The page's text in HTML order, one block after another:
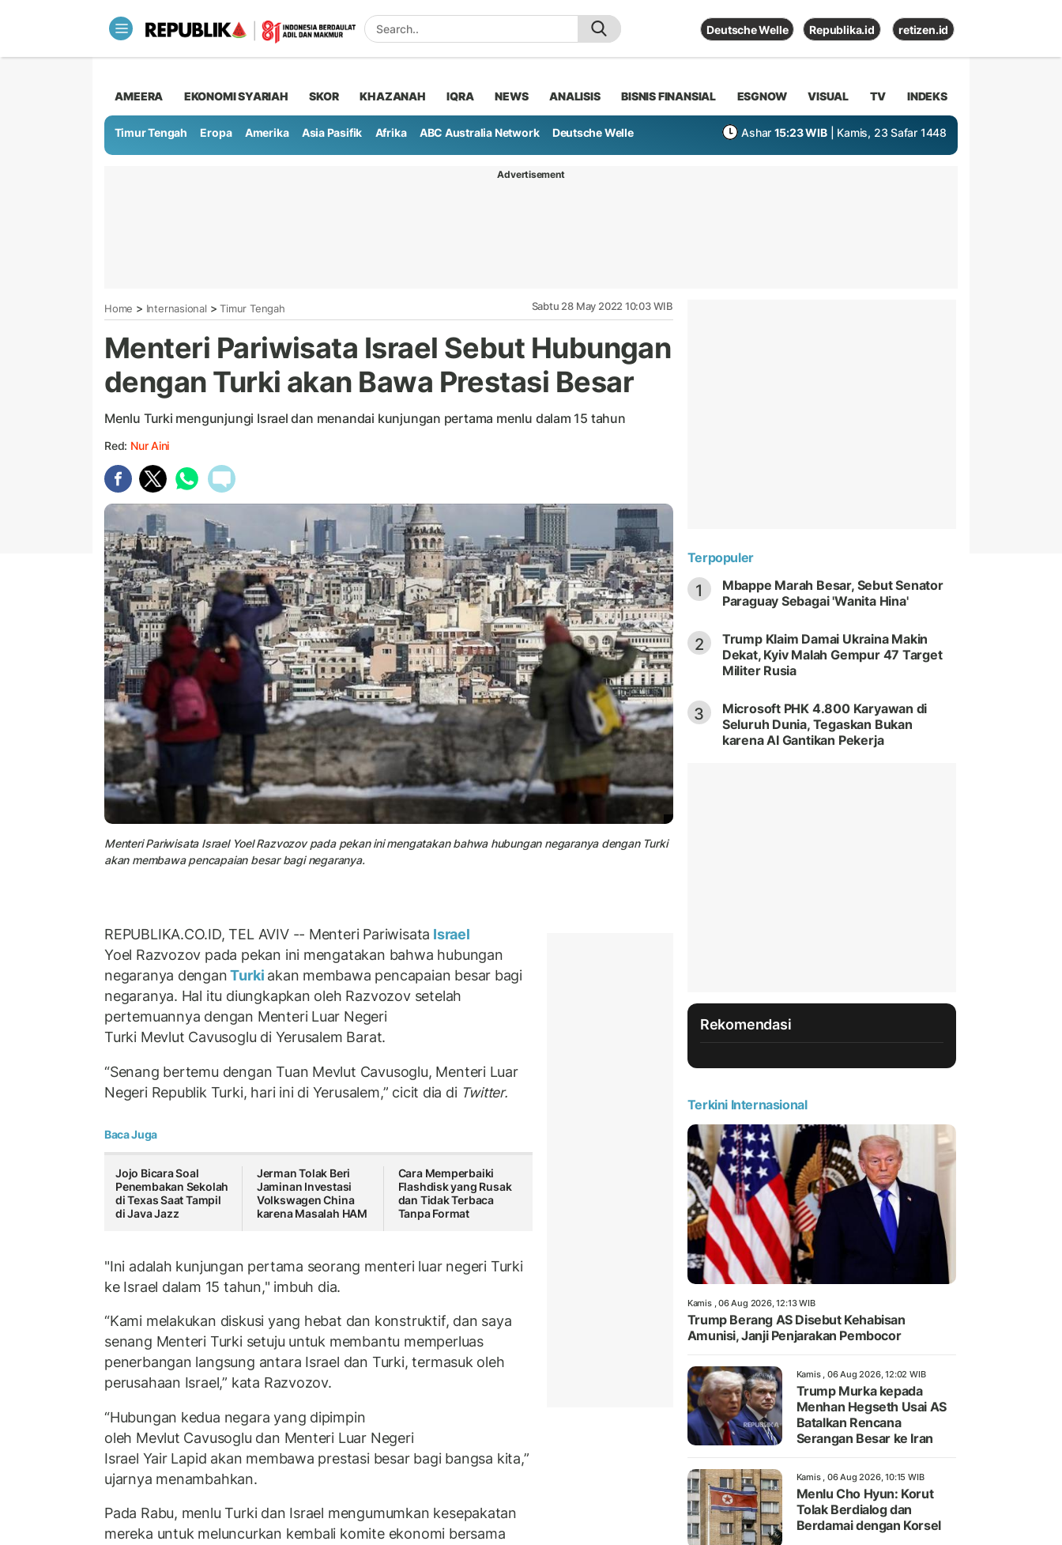
Deutsche Welle Republika.id retizen.id
AMEERA EKONOMI SYARIAH SKOR KHAZANAH IQRA NEWS ANALISIS BISNIS FINANSIAL ESGNOW VISUAL TV INDEKS
Timur Tengah Eropa Amerika Asia Pasifik Afrika ABC Australia Network Deutsche Welle Ashar 15:23 WIB | Kamis, 23 Safar 1448
Advertisement
Home > Internasional > Timur Tengah Sabtu 28 May 2022 10:03 WIB
Menteri Pariwisata Israel Sebut Hubungan
dengan Turki akan Bawa Prestasi Besar
Menlu Turki mengunjungi Israel dan menandai kunjungan pertama menlu dalam 15 tahun
Red: Nur Aini
Menteri Pariwisata Israel Yoel Razvozov pada pekan ini mengatakan bahwa hubungan negaranya dengan Turki
akan membawa pencapaian besar bagi negaranya.
REPUBLIKA.CO.ID, TEL AVIV -- Menteri Pariwisata Israel
Yoel Razvozov pada pekan ini mengatakan bahwa hubungan
negaranya denganTurki akan membawa pencapaian besar bagi
negaranya. Hal itu diungkapkan oleh Razvozov setelah
pertemuannya dengan Menteri Luar Negeri
Turki Mevlut Cavusoglu di Yerusalem Barat.
“Senang bertemu dengan Tuan Mevlut Cavusoglu, Menteri Luar
Negeri Republik Turki, hari ini di Yerusalem,” cicit dia di Twitter.
Baca Juga
Jojo Bicara Soal
Penembakan Sekolah
di Texas Saat Tampil
di Java Jazz
Jerman Tolak Beri
Jaminan Investasi
Volkswagen China
karena Masalah HAM
Cara Memperbaiki
Flashdisk yang Rusak
dan Tidak Terbaca
Tanpa Format
"Ini adalah kunjungan pertama seorang menteri luar negeri Turki
ke Israel dalam 15 tahun," imbuh dia.
“Kami melakukan diskusi yang hebat dan konstruktif, dan saya
senang Menteri Turki setuju untuk membantu memperluas
penerbangan langsung antara Israel dan Turki, termasuk oleh
perusahaan Israel,” kata Razvozov.
“Hubungan kedua negara yang dipimpin
oleh Mevlut Cavusoglu dan Menteri Luar Negeri
Israel Yair Lapid akan membawa prestasi besar bagi bangsa kita,”
ujarnya menambahkan.
Pada Rabu, menlu Turki dan Israel mengumumkan kesepakatan
mereka untuk meluncurkan kembali komite ekonomi bersama
Terpopuler
1
Mbappe Marah Besar, Sebut Senator
Paraguay Sebagai 'Wanita Hina'
2
Trump Klaim Damai Ukraina Makin
Dekat, Kyiv Malah Gempur 47 Target
Militer Rusia
3
Microsoft PHK 4.800 Karyawan di
Seluruh Dunia, Tegaskan Bukan
karena AI Gantikan Pekerja
Rekomendasi
Terkini Internasional
Kamis , 06 Aug 2026, 12:13 WIB
Trump Berang AS Disebut Kehabisan
Amunisi, Janji Penjarakan Pembocor
Kamis , 06 Aug 2026, 12:02 WIB
Trump Murka kepada
Menhan Hegseth Usai AS
Batalkan Rencana
Serangan Besar ke Iran
Kamis , 06 Aug 2026, 10:15 WIB
Menlu Cho Hyun: Korut
Tolak Berdialog dan
Berdamai dengan Korsel